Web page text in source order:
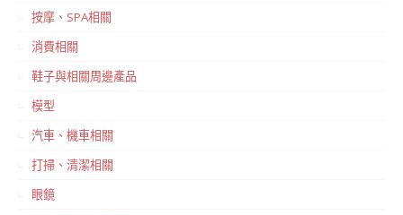
按摩、SPA相關
消費相關
鞋子與相關周邊產品
模型
汽車、機車相關
打掃、清潔相關
眼鏡